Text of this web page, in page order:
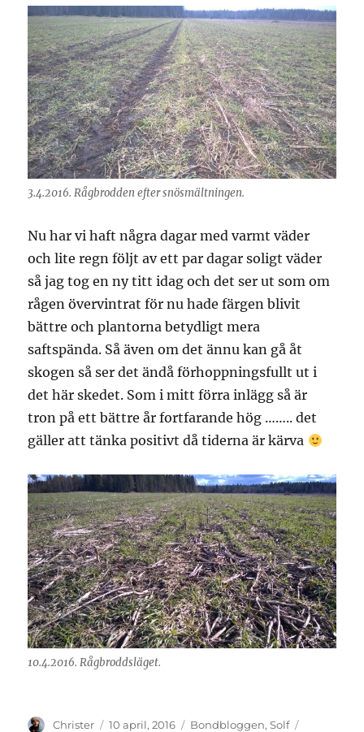
3.4.2016. Rågbrodden efter snösmältningen.
Nu har vi haft några dagar med varmt väder
och lite regn följt av ett par dagar soligt väder
så jag tog en ny titt idag och det ser ut som om
rågen övervintrat för nu hade färgen blivit
bättre och plantorna betydligt mera
saftspända. Så även om det ännu kan gå åt
skogen så ser det ändå förhoppningsfullt ut i
det här skedet. Som i mitt förra inlägg så är
tron på ett bättre år fortfarande hög …….. det
gäller att tänka positivt då tiderna är kärva
10.4.2016. Rågbroddsläget.
Författare
Christer
Publicerat
10 april, 2016 Kategorier
Bondbloggen,Solf